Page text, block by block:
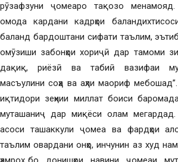
рӯзафзуни ҷомеаро тақозо
омода кардани кадрҳои
баланд бардоштани сифати таълим,
омӯзиши забонҳои хориҷӣ дар тамоми
дақиқ, риёзӣ ва табиӣ вазифаи
масъулини соҳа ва аҳли маориф
иқтидори зеҳнии миллат боиси
муташаниҷ дар миқёси олам
асоси ташаккули ҷомеа ва фардҳои
таълим овардани онҳо, инчунин аз худ